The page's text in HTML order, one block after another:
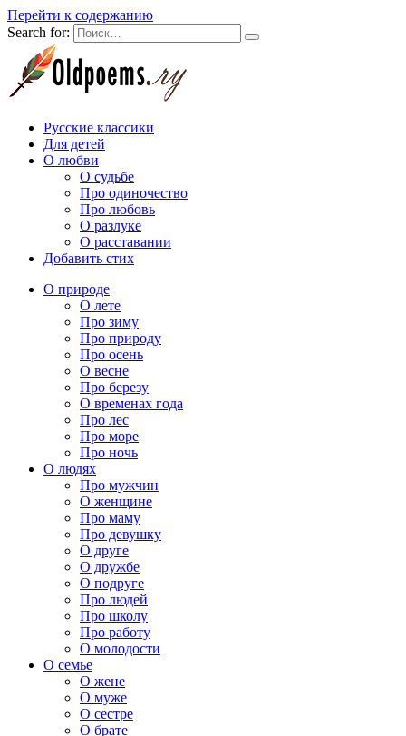
Перейти к содержанию
Search for:
Русские классики
Для детей
О любви
О судьбе
Про одиночество
Про любовь
О разлуке
О расставании
Добавить стих
О природе
О лете
Про зиму
Про природу
Про осень
О весне
Про березу
О временах года
Про лес
Про море
Про ночь
О людях
Про мужчин
О женщине
Про маму
Про девушку
О друге
О дружбе
О подруге
Про людей
Про школу
Про работу
О молодости
О семье
О жене
О муже
О сестре
О брате